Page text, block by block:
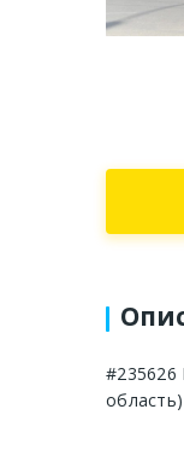
#235626